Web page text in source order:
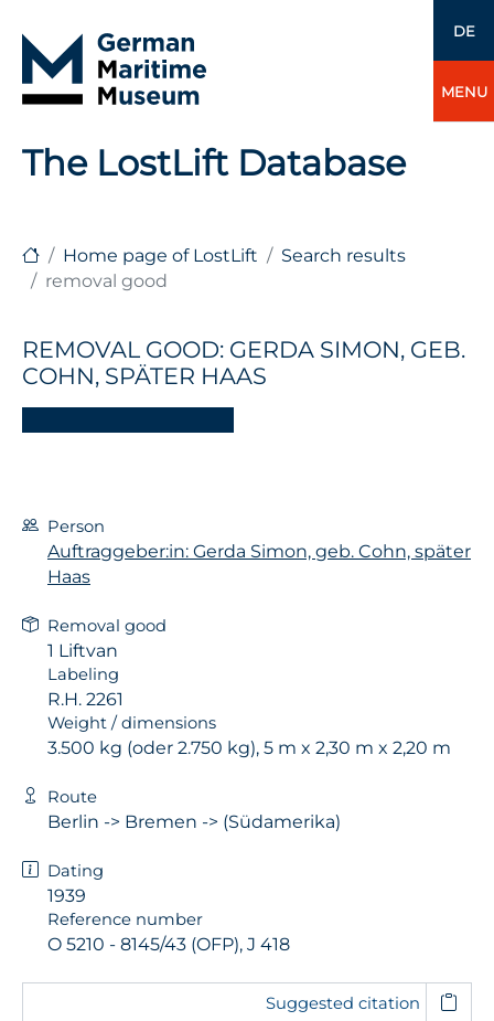
DE
MENU
The LostLift Database
Home page of LostLift
Search results
removal good
REMOVAL GOOD: GERDA SIMON, GEB.
COHN, SPÄTER HAAS
Person
Auftraggeber:in: Gerda Simon, geb. Cohn, später
Haas
Removal good
1 Liftvan
Labeling
R.H. 2261
Weight / dimensions
3.500 kg (oder 2.750 kg), 5 m x 2,30 m x 2,20 m
Route
Berlin -> Bremen -> (Südamerika)
Dating
1939
Reference number
O 5210 - 8145/43 (OFP), J 418
Suggested citation